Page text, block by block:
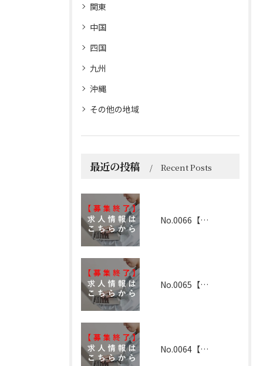
関東
中国
四国
九州
沖縄
その他の地域
最近の投稿 Recent Posts
No.0066【滋賀】2024年8月30日(募集終了)
No.0065【兵庫】2024年8月30日(募集終了)
No.0064【和歌山】2024年5月15日更新(募集終了)